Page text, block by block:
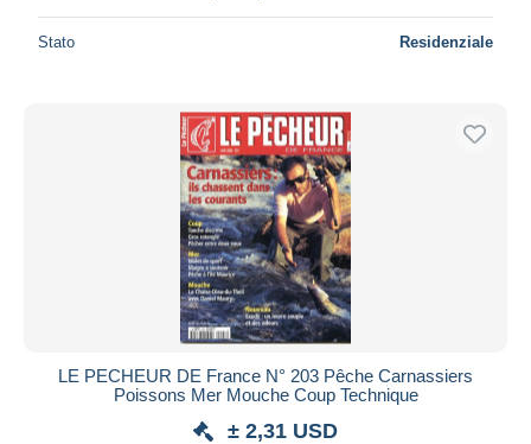
Stato Residenziale
LE PECHEUR DE France N° 203 Pêche Carnassiers
Poissons Mer Mouche Coup Technique
± 2,31 USD